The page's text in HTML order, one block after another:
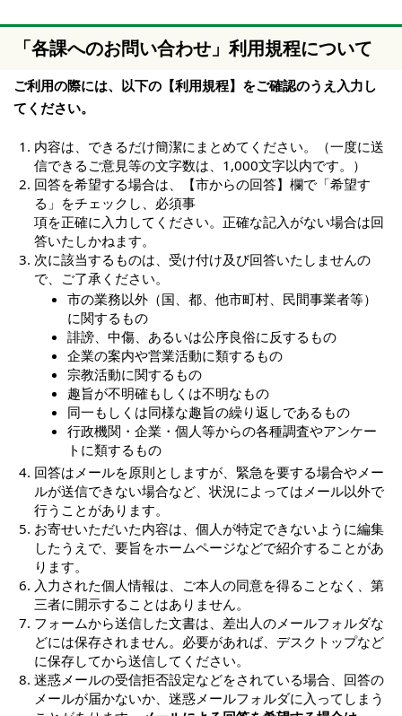
「各課へのお問い合わせ」利用規程について
ご利用の際には、以下の【利用規程】をご確認のうえ入力し
てください。
内容は、できるだけ簡潔にまとめてください。（一度に送
信できるご意見等の文字数は、1,000文字以内です。）
回答を希望する場合は、【市からの回答】欄で「希望す
る」をチェックし、必須事
項を正確に入力してください。正確な記入がない場合は回
答いたしかねます。
次に該当するものは、受け付け及び回答いたしませんの
で、ご了承ください。
市の業務以外（国、都、他市町村、民間事業者等）
に関するもの
誹謗、中傷、あるいは公序良俗に反するもの
企業の案内や営業活動に類するもの
宗教活動に関するもの
趣旨が不明確もしくは不明なもの
同一もしくは同様な趣旨の繰り返しであるもの
行政機関・企業・個人等からの各種調査やアンケー
トに類するもの
回答はメールを原則としますが、緊急を要する場合やメー
ルが送信できない場合など、状況によってはメール以外で
行うことがあります。
お寄せいただいた内容は、個人が特定できないように編集
したうえで、要旨をホームページなどで紹介することがあ
ります。
入力された個人情報は、ご本人の同意を得ることなく、第
三者に開示することはありません。
フォームから送信した文書は、差出人のメールフォルダな
どには保存されません。必要があれば、デスクトップなど
に保存してから送信してください。
迷惑メールの受信拒否設定などをされている場合、回答の
メールが届かないか、迷惑メールフォルダに入ってしまう